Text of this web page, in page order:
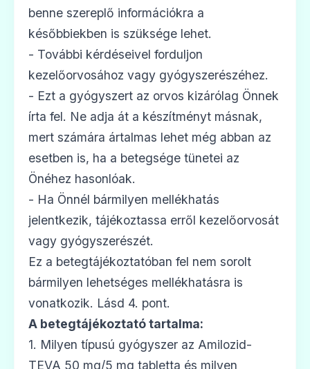
benne szereplő információkra a
későbbiekben is szüksége lehet.
- További kérdéseivel forduljon
kezelőorvosához vagy gyógyszerészéhez.
- Ezt a gyógyszert az orvos kizárólag Önnek
írta fel. Ne adja át a készítményt másnak,
mert számára ártalmas lehet még abban az
esetben is, ha a betegsége tünetei az
Önéhez hasonlóak.
- Ha Önnél bármilyen mellékhatás
jelentkezik, tájékoztassa erről kezelőorvosát
vagy gyógyszerészét.
Ez a betegtájékoztatóban fel nem sorolt
bármilyen lehetséges mellékhatásra is
vonatkozik. Lásd 4. pont.
A betegtájékoztató tartalma:
1. Milyen típusú gyógyszer az Amilozid-
TEVA 50 mg/5 mg tabletta és milyen